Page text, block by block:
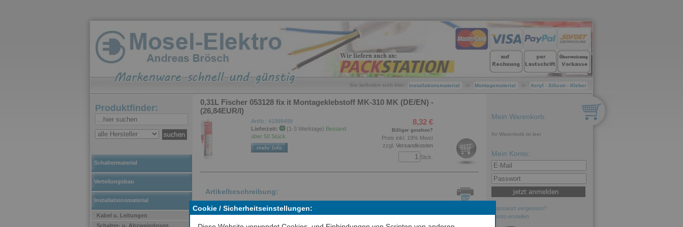
Cookie / Sicherheitseinstellungen:
Sie befinden sich hier: Installationsmaterial -> Montagematerial -> Acryl - Silicon - Kleber
Produktfinder:
Schaltermaterial
Verteilungsbau
Installationsmaterial
Kabel u. Leitungen
Schalter- u. Abzweigdosen
0,31L Fischer 053128 fix it Montageklebstoff MK-310 MK (DE/EN) -
(26,84EUR/l)
ArtNr.: 41999499
Lieferzeit:
(1-3 Werktage) Bestand
über 50 Stück.
8,32 €
Billiger gesehen?
Preis inkl. 19% Mwst
zzgl.Versandkosten
Stck.
Artikelbeschreibung:
Der fischer Montageklebstoff MK-310 ist eine Ein-Komponenten-
Acrylatdispersion. Mit extrem hoher Anfangsklebkraft zum Verkleben von
Mein Warenkorb:
Ihr Warenkorb ist leer
Mein Konto:
Passwort vergessen?
Konto erstellen